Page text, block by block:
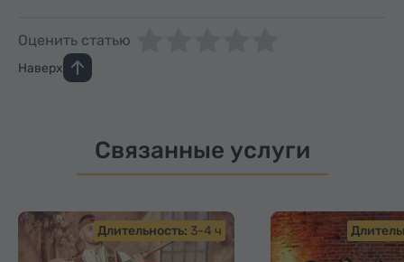
Наверх
Оценить статью
Связанные услуги
Длительность: 3-4 ч